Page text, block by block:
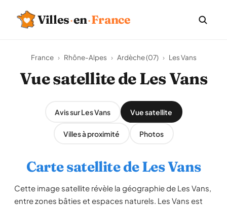
Villes·en·France
France › Rhône-Alpes › Ardèche (07) › Les Vans
Vue satellite de Les Vans
Avis sur Les Vans Vue satellite
Villes à proximité Photos
Carte satellite de Les Vans
Cette image satellite révèle la géographie de Les Vans,
entre zones bâties et espaces naturels. Les Vans est